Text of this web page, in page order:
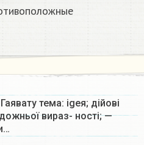
тема: igeя; дійові
вираз- ності; —